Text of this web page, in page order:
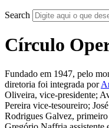
Search
Círculo
Fundado em 1947, pelo
diretoria foi integrada por
Oliveira, vice-presidente;
Pereira vice-tesoureiro;
Rodrigues Galvez,